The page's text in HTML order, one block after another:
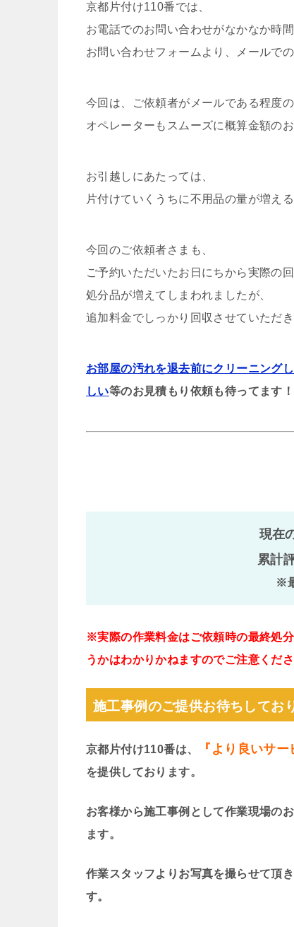
京都片付け110番では、
お電話でのお問い合わせがなかなか時
お問い合わせフォームより、メールで
今回は、ご依頼者がメールである程度
オペレーターもスムーズに概算金額の
お引越しにあたっては、
片付けていくうちに不用品の量が増え
今回のご依頼者さまも、
ご予約いただいたお日にちから実際の
処分品が増えてしまわれましたが、
追加料金でしっかり回収させていただき
お部屋の汚れを退去前にクリーニング
しい等のお見積もり依頼も待ってます！
現在
累計
※
※実際の作業料金はご依頼時の最終処
うかはわかりかねますのでご注意くださ
施工事例のご提供お待ちしてお
京都片付け110番は、 『より良いサ
を提供しております。
お客様から施工事例として作業現場の
ます。
作業スタッフよりお写真を撮らせて頂
す。